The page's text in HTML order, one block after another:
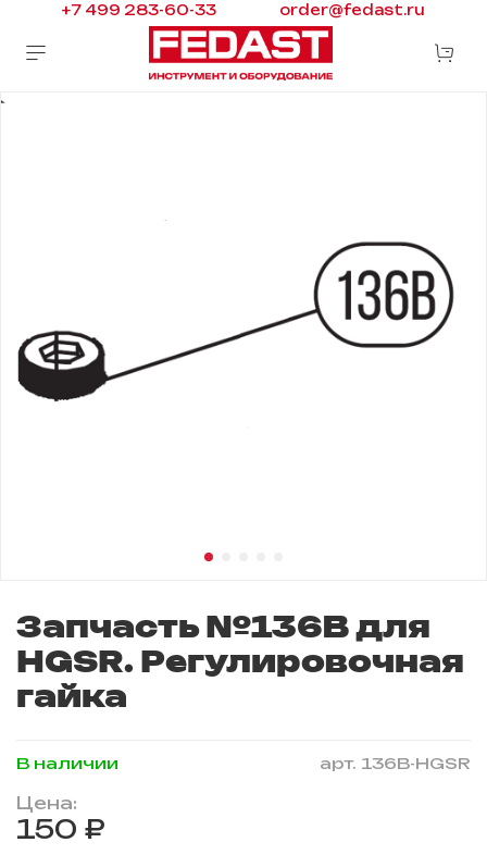
+7 499 283-60-33 order@fedast.ru
арт. 136B-HGSR
В наличии
Запчасть №136B для
HGSR. Регулировочная
гайка
Цена:
150 ₽